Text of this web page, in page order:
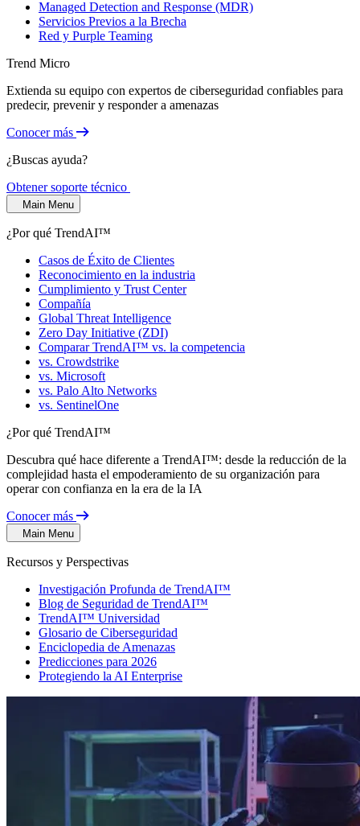
Managed Detection and Response (MDR)
Servicios Previos a la Brecha
Red y Purple Teaming
Trend Micro
Extienda su equipo con expertos de ciberseguridad confiables para
predecir, prevenir y responder a amenazas
Conocer más
¿Buscas ayuda?
Obtener soporte técnico
Main Menu
¿Por qué TrendAI™
Casos de Éxito de Clientes
Reconocimiento en la industria
Cumplimiento y Trust Center
Compañía
Global Threat Intelligence
Zero Day Initiative (ZDI)
Comparar TrendAI™ vs. la competencia
vs. Crowdstrike
vs. Microsoft
vs. Palo Alto Networks
vs. SentinelOne
¿Por qué TrendAI™
Descubra qué hace diferente a TrendAI™: desde la reducción de la
complejidad hasta el empoderamiento de su organización para
operar con confianza en la era de la IA
Conocer más
Main Menu
Recursos y Perspectivas
Investigación Profunda de TrendAI™
Blog de Seguridad de TrendAI™
TrendAI™ Universidad
Glosario de Ciberseguridad
Enciclopedia de Amenazas
Predicciones para 2026
Protegiendo la AI Enterprise